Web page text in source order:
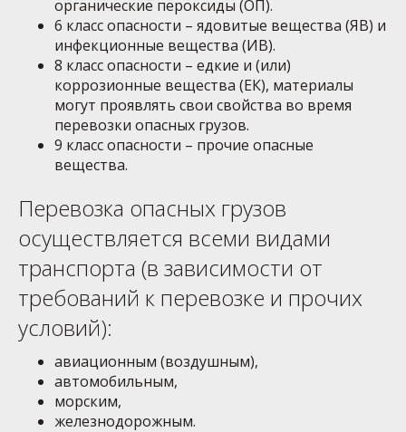
органические пероксиды (ОП).
6 класс опасности – ядовитые вещества (ЯВ) и
инфекционные вещества (ИВ).
8 класс опасности – едкие и (или)
коррозионные вещества (ЕК), материалы
могут проявлять свои свойства во время
перевозки опасных грузов.
9 класс опасности – прочие опасные
вещества.
Перевозка опасных грузов
осуществляется всеми видами
транспорта (в зависимости от
требований к перевозке и прочих
условий):
авиационным (воздушным),
автомобильным,
морским,
железнодорожным.